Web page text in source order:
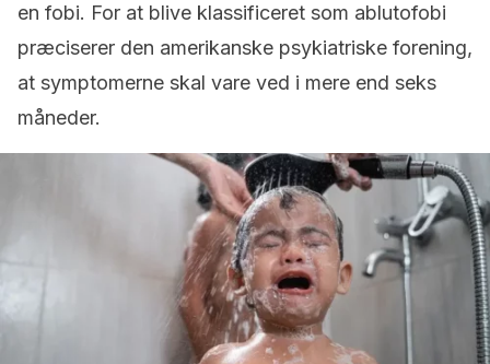
en fobi. For at blive klassificeret som ablutofobi
præciserer den amerikanske psykiatriske forening,
at symptomerne skal vare ved i mere end seks
måneder.